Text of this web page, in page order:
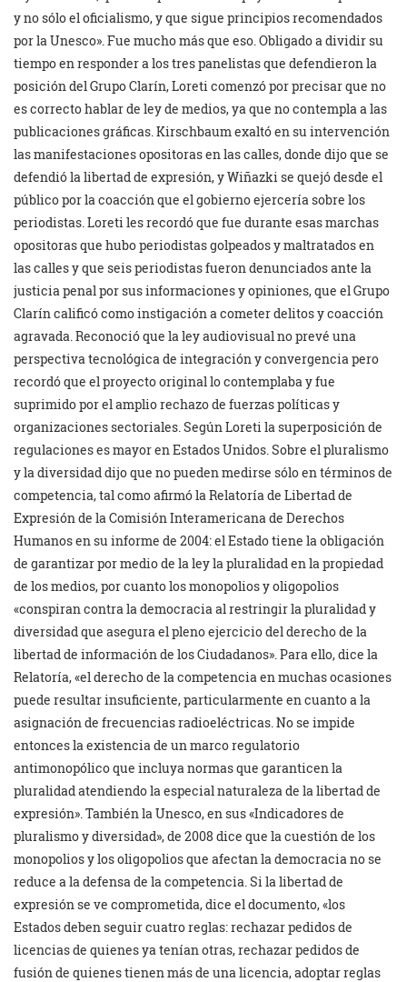
y no sólo el oficialismo, y que sigue principios recomendados
por la Unesco». Fue mucho más que eso. Obligado a dividir su
tiempo en responder a los tres panelistas que defendieron la
posición del Grupo Clarín, Loreti comenzó por precisar que no
es correcto hablar de ley de medios, ya que no contempla a las
publicaciones gráficas. Kirschbaum exaltó en su intervención
las manifestaciones opositoras en las calles, donde dijo que se
defendió la libertad de expresión, y Wiñazki se quejó desde el
público por la coacción que el gobierno ejercería sobre los
periodistas. Loreti les recordó que fue durante esas marchas
opositoras que hubo periodistas golpeados y maltratados en
las calles y que seis periodistas fueron denunciados ante la
justicia penal por sus informaciones y opiniones, que el Grupo
Clarín calificó como instigación a cometer delitos y coacción
agravada. Reconoció que la ley audiovisual no prevé una
perspectiva tecnológica de integración y convergencia pero
recordó que el proyecto original lo contemplaba y fue
suprimido por el amplio rechazo de fuerzas políticas y
organizaciones sectoriales. Según Loreti la superposición de
regulaciones es mayor en Estados Unidos. Sobre el pluralismo
y la diversidad dijo que no pueden medirse sólo en términos de
competencia, tal como afirmó la Relatoría de Libertad de
Expresión de la Comisión Interamericana de Derechos
Humanos en su informe de 2004: el Estado tiene la obligación
de garantizar por medio de la ley la pluralidad en la propiedad
de los medios, por cuanto los monopolios y oligopolios
«conspiran contra la democracia al restringir la pluralidad y
diversidad que asegura el pleno ejercicio del derecho de la
libertad de información de los Ciudadanos». Para ello, dice la
Relatoría, «el derecho de la competencia en muchas ocasiones
puede resultar insuficiente, particularmente en cuanto a la
asignación de frecuencias radioeléctricas. No se impide
entonces la existencia de un marco regulatorio
antimonopólico que incluya normas que garanticen la
pluralidad atendiendo la especial naturaleza de la libertad de
expresión». También la Unesco, en sus «Indicadores de
pluralismo y diversidad», de 2008 dice que la cuestión de los
monopolios y los oligopolios que afectan la democracia no se
reduce a la defensa de la competencia. Si la libertad de
expresión se ve comprometida, dice el documento, «los
Estados deben seguir cuatro reglas: rechazar pedidos de
licencias de quienes ya tenían otras, rechazar pedidos de
fusión de quienes tienen más de una licencia, adoptar reglas